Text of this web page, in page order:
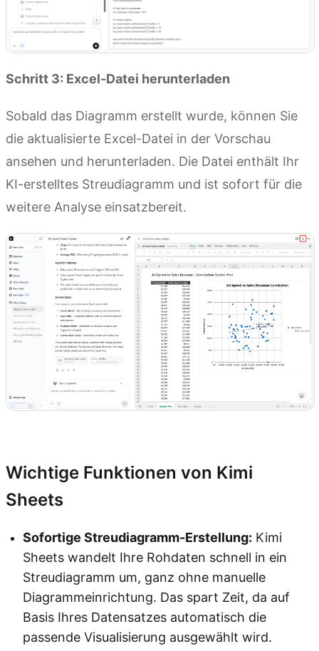
Schritt 3: Excel-Datei herunterladen
Sobald das Diagramm erstellt wurde, können Sie
die aktualisierte Excel-Datei in der Vorschau
ansehen und herunterladen. Die Datei enthält Ihr
KI-erstelltes Streudiagramm und ist sofort für die
weitere Analyse einsatzbereit.
Wichtige Funktionen von Kimi
Sheets
Sofortige Streudiagramm-Erstellung: Kimi
Sheets wandelt Ihre Rohdaten schnell in ein
Streudiagramm um, ganz ohne manuelle
Diagrammeinrichtung. Das spart Zeit, da auf
Basis Ihres Datensatzes automatisch die
passende Visualisierung ausgewählt wird.